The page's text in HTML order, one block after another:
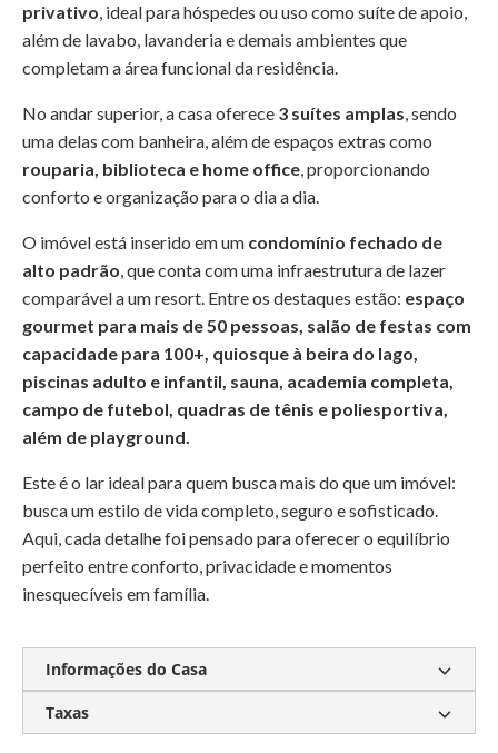
privativo , ideal para hóspedes ou uso como suíte de apoio,
além de lavabo, lavanderia e demais ambientes que
completam a área funcional da residência.
No andar superior, a casa oferece 3 suítes amplas , sendo
uma delas com banheira, além de espaços extras como
rouparia, biblioteca e home office , proporcionando
conforto e organização para o dia a dia.
O imóvel está inserido em um condomínio fechado de
alto padrão , que conta com uma infraestrutura de lazer
comparável a um resort. Entre os destaques estão: espaço
gourmet para mais de 50 pessoas, salão de festas com
capacidade para 100+, quiosque à beira do lago,
piscinas adulto e infantil, sauna, academia completa,
campo de futebol, quadras de tênis e poliesportiva,
além de playground.
Este é o lar ideal para quem busca mais do que um imóvel:
busca um estilo de vida completo, seguro e sofisticado.
Aqui, cada detalhe foi pensado para oferecer o equilíbrio
perfeito entre conforto, privacidade e momentos
inesquecíveis em família.
Informações do Casa
Churrasqueira a carvão
Taxas